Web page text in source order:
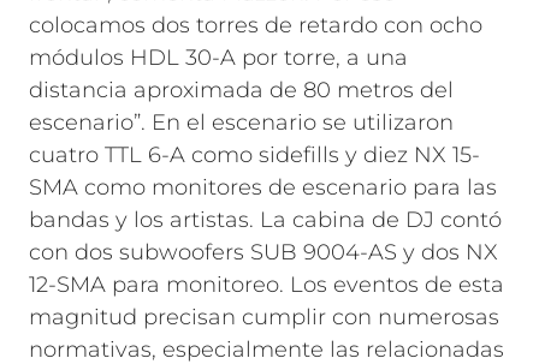
colocamos dos torres de retardo con ocho
módulos HDL 30-A por torre, a una
distancia aproximada de 80 metros del
escenario”. En el escenario se utilizaron
cuatro TTL 6-A como sidefills y diez NX 15-
SMA como monitores de escenario para las
bandas y los artistas. La cabina de DJ contó
con dos subwoofers SUB 9004-AS y dos NX
12-SMA para monitoreo. Los eventos de esta
magnitud precisan cumplir con numerosas
normativas, especialmente las relacionadas